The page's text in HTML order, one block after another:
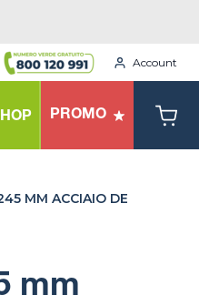
Account
PROMO
MM ACCIAIO DE
mm